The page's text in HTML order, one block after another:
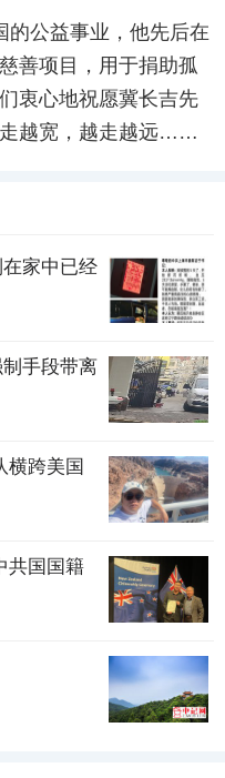
的公益事业，他先后在
善项目，用于捐助孤
衷心地祝愿冀长吉先
越宽，越走越远……
家中已经
手段带离
横跨美国
共国国籍